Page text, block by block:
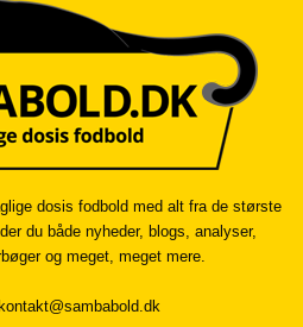
dosis fodbold med alt fra de største
du både nyheder, blogs, analyser,
og meget, meget mere.